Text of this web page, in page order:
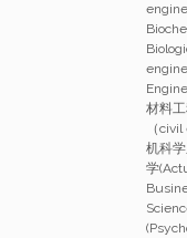
材料
（
机科
学